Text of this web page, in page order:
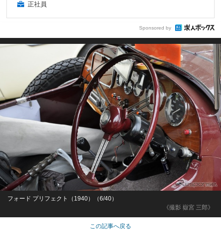
正社員
Sponsored by
《撮影 嶽宮 三郎》
フォード プリフェクト（1940）（6/40）
この記事へ戻る